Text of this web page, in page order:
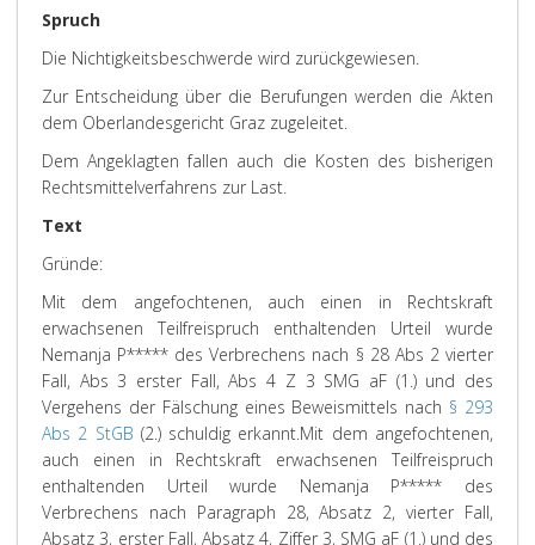
Spruch
Die Nichtigkeitsbeschwerde wird zurückgewiesen.
Zur Entscheidung über die Berufungen werden die Akten
dem Oberlandesgericht Graz zugeleitet.
Dem Angeklagten fallen auch die Kosten des bisherigen
Rechtsmittelverfahrens zur Last.
Text
Gründe:
Mit dem angefochtenen, auch einen in Rechtskraft
erwachsenen Teilfreispruch enthaltenden Urteil wurde
Nemanja P***** des Verbrechens nach § 28 Abs 2 vierter
Fall, Abs 3 erster Fall, Abs 4 Z 3 SMG aF (1.) und des
Vergehens der Fälschung eines Beweismittels nach § 293
Abs 2 StGB (2.) schuldig erkannt.Mit dem angefochtenen,
auch einen in Rechtskraft erwachsenen Teilfreispruch
enthaltenden Urteil wurde Nemanja P***** des
Verbrechens nach Paragraph 28, Absatz 2, vierter Fall,
Absatz 3, erster Fall, Absatz 4, Ziffer 3, SMG aF (1.) und des